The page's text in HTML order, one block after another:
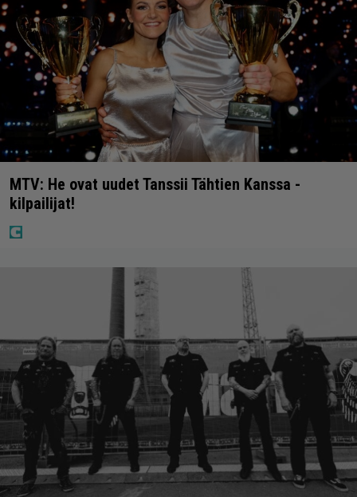
MTV: He ovat uudet Tanssii Tähtien Kanssa -
kilpailijat!